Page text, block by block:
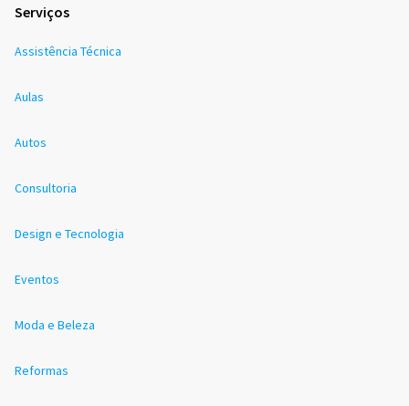
Serviços
Assistência Técnica
Aulas
Autos
Consultoria
Design e Tecnologia
Eventos
Moda e Beleza
Reformas